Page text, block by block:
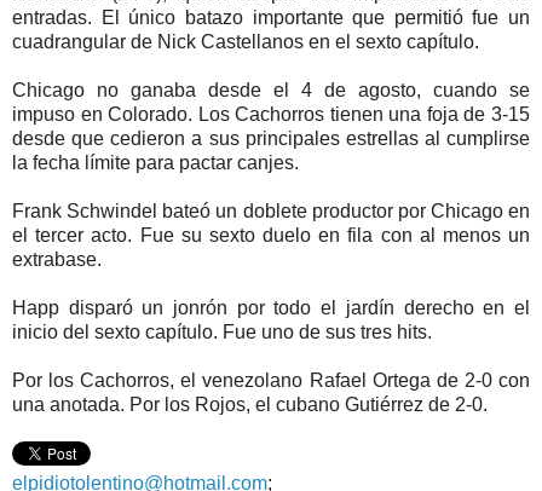
entradas. El único batazo importante que permitió fue un
cuadrangular de Nick Castellanos en el sexto capítulo.
Chicago no ganaba desde el 4 de agosto, cuando se
impuso en Colorado. Los Cachorros tienen una foja de 3-15
desde que cedieron a sus principales estrellas al cumplirse
la fecha límite para pactar canjes.
Frank Schwindel bateó un doblete productor por Chicago en
el tercer acto. Fue su sexto duelo en fila con al menos un
extrabase.
Happ disparó un jonrón por todo el jardín derecho en el
inicio del sexto capítulo. Fue uno de sus tres hits.
Por los Cachorros, el venezolano Rafael Ortega de 2-0 con
una anotada. Por los Rojos, el cubano Gutiérrez de 2-0.
elpidiotolentino@hotmail.com;